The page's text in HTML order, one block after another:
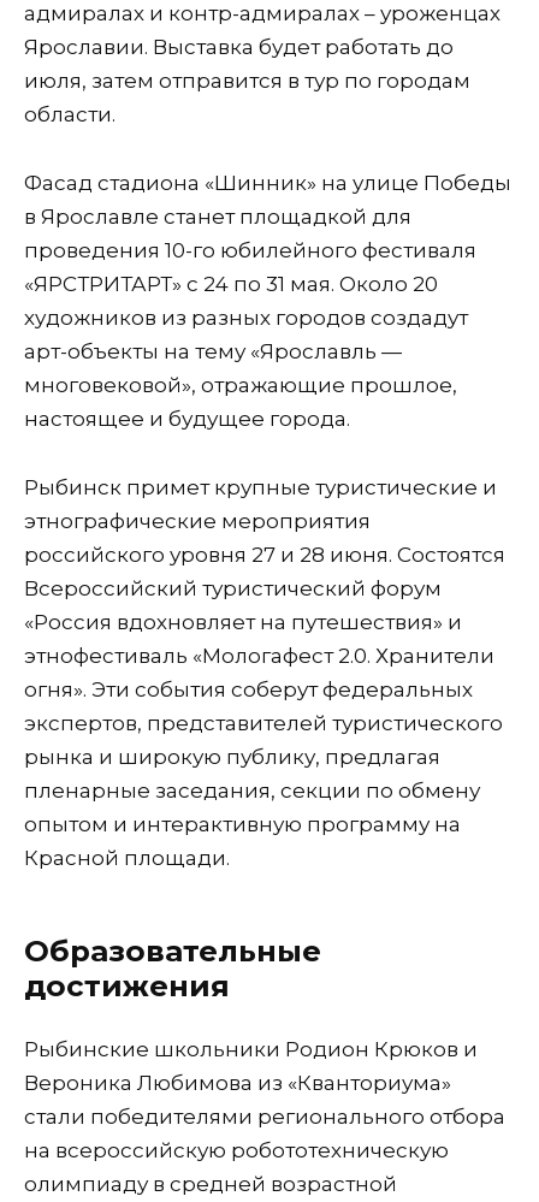
адмиралах и контр-адмиралах – уроженцах
Ярославии. Выставка будет работать до
июля, затем отправится в тур по городам
области.
Фасад стадиона «Шинник» на улице Победы
в Ярославле станет площадкой для
проведения 10-го юбилейного фестиваля
«ЯРСТРИТАРТ» с 24 по 31 мая. Около 20
художников из разных городов создадут
арт-объекты на тему «Ярославль —
многовековой», отражающие прошлое,
настоящее и будущее города.
Рыбинск примет крупные туристические и
этнографические мероприятия
российского уровня 27 и 28 июня. Состоятся
Всероссийский туристический форум
«Россия вдохновляет на путешествия» и
этнофестиваль «Мологафест 2.0. Хранители
огня». Эти события соберут федеральных
экспертов, представителей туристического
рынка и широкую публику, предлагая
пленарные заседания, секции по обмену
опытом и интерактивную программу на
Красной площади.
Образовательные
достижения
Рыбинские школьники Родион Крюков и
Вероника Любимова из «Кванториума»
стали победителями регионального отбора
на всероссийскую робототехническую
олимпиаду в средней возрастной